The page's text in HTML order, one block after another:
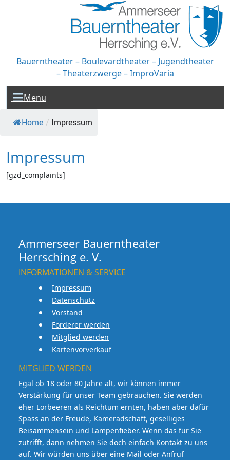
Bauerntheater – Boulevardtheater – Jugendtheater
– Theaterzwerge – ImproVaria
Menu
Home / Impressum
Impressum
[gzd_complaints]
Ammerseer Bauerntheater
Herrsching e. V.
INFORMATIONEN & SERVICE
Impressum
Datenschutz
Vorstand
Förderer werden
Mitglied werden
Kartenvorverkauf
MITGLIED WERDEN
Egal ob 18 oder 80 Jahre alt, wir können immer
Verstärkung für unser Team gebrauchen. Sie werden
eher Lorbeeren als Reichtum ernten, haben aber dafür
Spass an der Freude, Kameradschaft, geselliges
Beisammensein und Lampenfieber. Wenn das für Sie
zutrifft, dann nehmen Sie doch einfach Kontakt zu uns
auf. Wir würden uns über eine Mail oder Anfruf